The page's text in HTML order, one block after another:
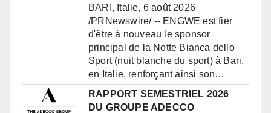
BARI, Italie, 6 août 2026
/PRNewswire/ -- ENGWE est fier
d'être à nouveau le sponsor
principal de la Notte Bianca dello
Sport (nuit blanche du sport) à Bari,
en Italie, renforçant ainsi son…
RAPPORT SEMESTRIEL 2026
DU GROUPE ADECCO